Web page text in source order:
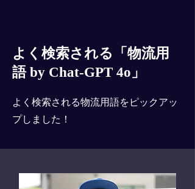
よく検索される「物流用
語 by Chat-GPT 4o」
よく検索される物流用語をピックアッ
プしました！